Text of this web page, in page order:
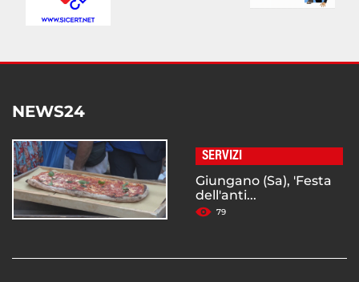
NEWS24
SERVIZI
Giungano (Sa), 'Festa
dell'anti...
79